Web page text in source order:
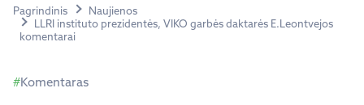
Pagrindinis
Naujienos
LLRI instituto prezidentės, VIKO garbės daktarės E.Leontvejos
komentarai
Komentaras